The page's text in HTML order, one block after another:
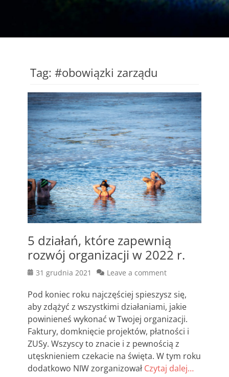
Tag: #obowiązki zarządu
5 działań, które zapewnią
rozwój organizacji w 2022 r.
Posted
31 grudnia 2021 Leave a comment
Pod koniec roku najczęściej spieszysz się,
aby zdążyć z wszystkimi działaniami, jakie
powinieneś wykonać w Twojej organizacji.
Faktury, domknięcie projektów, płatności i
ZUSy. Wszyscy to znacie i z pewnością z
utęsknieniem czekacie na święta. W tym roku
dodatkowo NIW zorganizował Czytaj dalej…